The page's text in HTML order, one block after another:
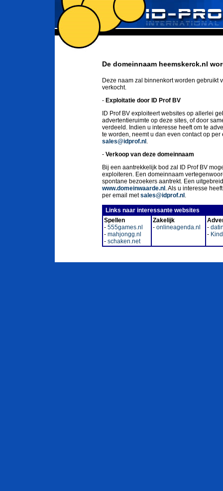
De domeinnaam heemskerck.nl
Deze naam zal binnenkort worden gebruikt
verkocht.
- Exploitatie door ID Prof BV
ID Prof BV exploiteert websites op allerlei
advertentieruimte op deze sites, of door
verdeeld. Indien u interesse heeft om te
te worden, neemt u dan even contact op
sales@idprof.nl .
- Verkoop van deze domeinnaam
Bij een aantrekkelijk bod zal ID Prof BV
exploiteren. Een domeinnaam
spontane bezoekers aantrekt. Een
www.domeinwaarde.nl . Als u interesse
per email metsales@idprof.nl .
Links naar interessante websites
Spellen
- 555games.nl
- mahjongg.nl
- schaken.net
Zakelijk
- onlineagenda.nl
-
-